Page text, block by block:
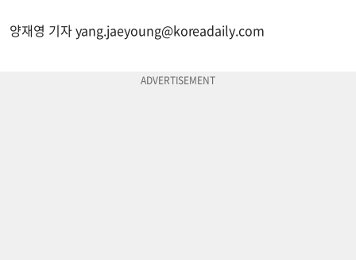
양재영 기자yang.jaeyoung@koreadaily.com